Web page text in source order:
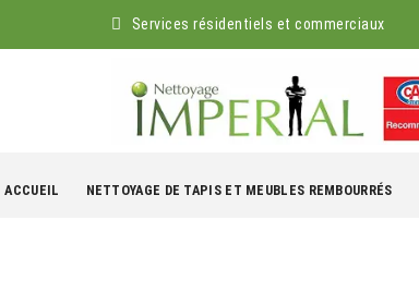
Services résidentiels et commerciaux
ACCUEIL NETTOYAGE DE TAPIS ET MEUBLES REMBOURRÉS